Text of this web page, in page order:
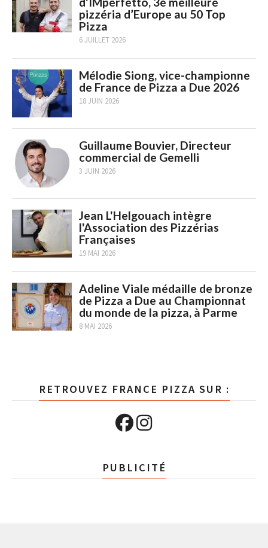
pizzéria d’Europe au 50 Top
Pizza
6 JUILLET 2026
Mélodie Siong, vice-championne
de France de Pizza a Due 2026
18 JUIN 2026
Guillaume Bouvier, Directeur
commercial de Gemelli
3 JUIN 2026
Jean L'Helgouach intègre
l'Association des Pizzérias
Françaises
19 MAI 2026
Adeline Viale médaille de bronze
de Pizza a Due au Championnat
du monde de la pizza, à Parme
8 MAI 2026
RETROUVEZ FRANCE PIZZA SUR :
PUBLICITÉ